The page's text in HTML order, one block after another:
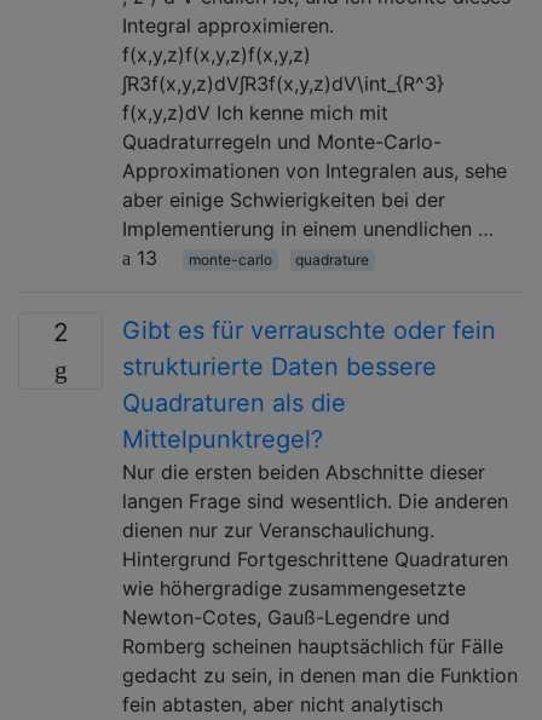
Integral approximieren.
f(x,y,z)f(x,y,z)f(x,y,z)
∫R3f(x,y,z)dV∫R3f(x,y,z)dV\int_{R^3}
f(x,y,z)dV Ich kenne mich mit
Quadraturregeln und Monte-Carlo-
Approximationen von Integralen aus, sehe
aber einige Schwierigkeiten bei der
Implementierung in einem unendlichen …
13
monte-carlo quadrature
2
Gibt es für verrauschte oder fein
strukturierte Daten bessere
Quadraturen als die
Mittelpunktregel?
Nur die ersten beiden Abschnitte dieser
langen Frage sind wesentlich. Die anderen
dienen nur zur Veranschaulichung.
Hintergrund Fortgeschrittene Quadraturen
wie höhergradige zusammengesetzte
Newton-Cotes, Gauß-Legendre und
Romberg scheinen hauptsächlich für Fälle
gedacht zu sein, in denen man die Funktion
fein abtasten, aber nicht analytisch